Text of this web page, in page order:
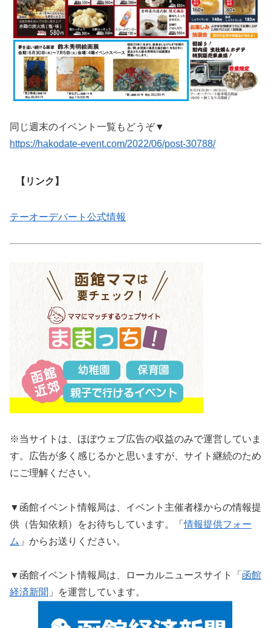
同じ週末のイベント一覧もどうぞ▼
https://hakodate-event.com/2022/06/post-30788/
【リンク】
テーオーデパート公式情報
※当サイトは、ほぼウェブ広告の収益のみで運営していま
す。広告が多く感じるかと思いますが、サイト継続のため
にご理解ください。
▼函館イベント情報局は、イベント主催者様からの情報提
供（告知依頼）をお待ちしています。「情報提供フォー
ム 」からお送りください。
▼函館イベント情報局は、ローカルニュースサイト「 函館
経済新聞 」を運営しています。